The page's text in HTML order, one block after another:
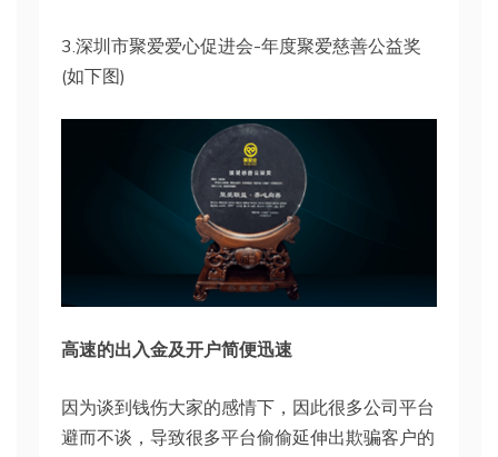
3.深圳市聚爱爱心促进会-年度聚爱慈善公益奖
(如下图)
高速的出入金及开户简便迅速
因为谈到钱伤大家的感情下，因此很多公司平台
避而不谈，导致很多平台偷偷延伸出欺骗客户的